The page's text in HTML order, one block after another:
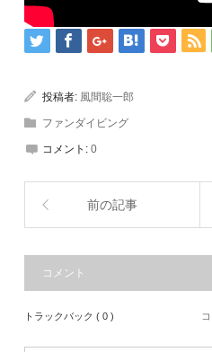
投稿者: 風間聡一郎
ファンダイビング
コメント:0
前の記事
コメント
トラックバック ( 0 )